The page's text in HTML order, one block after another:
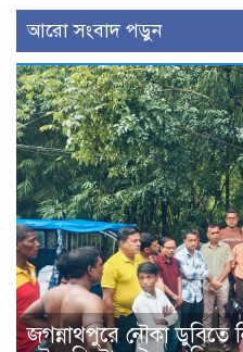
আরো সংবাদ পড়ুন
জগন্নাথপুরে নৌকা ডুবিতে